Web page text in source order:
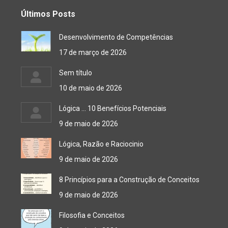
Últimos Posts
Desenvolvimento de Competências
17 de março de 2026
Sem título
10 de maio de 2026
Lógica … 10 Benefícios Potenciais
9 de maio de 2026
Lógica, Razão e Raciocinio
9 de maio de 2026
8 Princípios para a Construção de Conceitos
9 de maio de 2026
Filosofia e Conceitos